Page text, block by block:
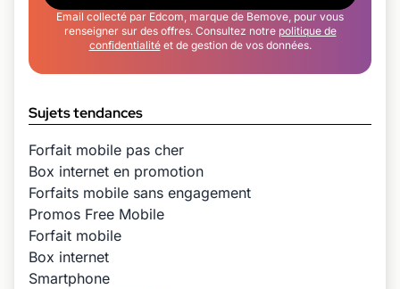
Email collecté par Edcom, marque de Bemove, pour vous
renseigner sur des offres. Consultez notre politique de
confidentialitéet de gestion de vos données.
Sujets tendances
Forfait mobile pas cher
Box internet en promotion
Forfaits mobile sans engagement
Promos Free Mobile
Forfait mobile
Box internet
Smartphone